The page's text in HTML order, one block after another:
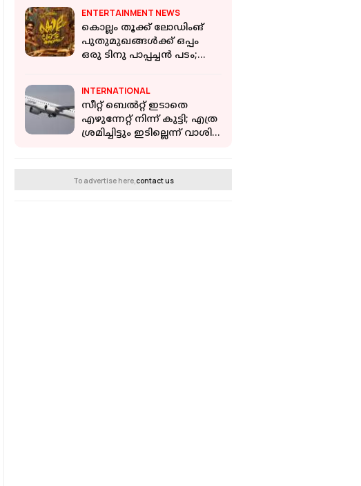
ENTERTAINMENT NEWS
കൊല്ലം തൂക്ക് ലോഡിംങ്
പുതുമുഖങ്ങൾക്ക് ഒപ്പം
ഒരു ടിനു പാപ്പച്ചൻ പടം;
INTERNATIONAL
സീറ്റ് ബെൽറ്റ് ഇടാതെ
എഴുന്നേറ്റ് നിന്ന് കുട്ടി; എത്ര
ശ്രമിച്ചിട്ടും ഇടില്ലെന്ന് വാശി,
To advertise here, contact us